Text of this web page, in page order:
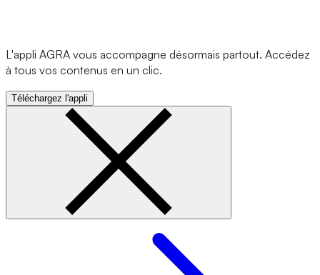
L'appli AGRA vous accompagne désormais partout. Accédez
à tous vos contenus en un clic.
Téléchargez l'appli